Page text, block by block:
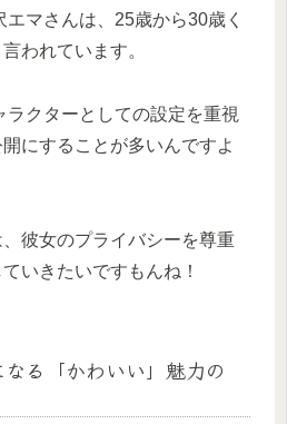
マさんは、25歳から30歳く
われています。
クターとしての設定を重視
にすることが多いんですよ
彼女のプライバシーを尊重
いきたいですもんね！
る「かわいい」魅力の